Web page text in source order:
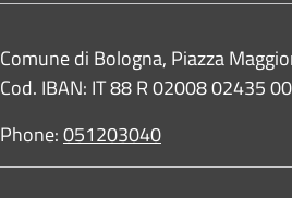
Contacts
Comune di Bologna, Piazza
Cod. IBAN: IT 88 R 02008 02435
Phone:051203040